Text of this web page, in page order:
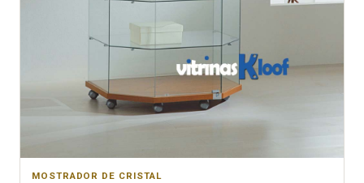
MOSTRADOR DE CRISTAL